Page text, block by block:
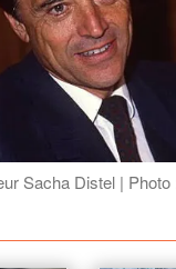
Sacha Distel |